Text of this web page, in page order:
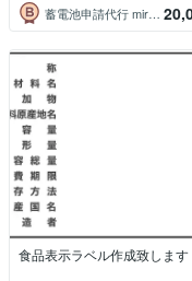
蓄電池申請代行 mirAI assist
食品表示ラベル作成致します